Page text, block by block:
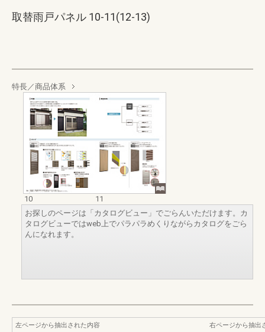
取替雨戸パネル 10-11(12-13)
特長／商品体系
10
11
お探しのページは「カタログビュー」でごらんいただけます。カ
タログビューではweb上でパラパラめくりながらカタログをごら
んになれます。
左ページから抽出された内容
右ページから抽出